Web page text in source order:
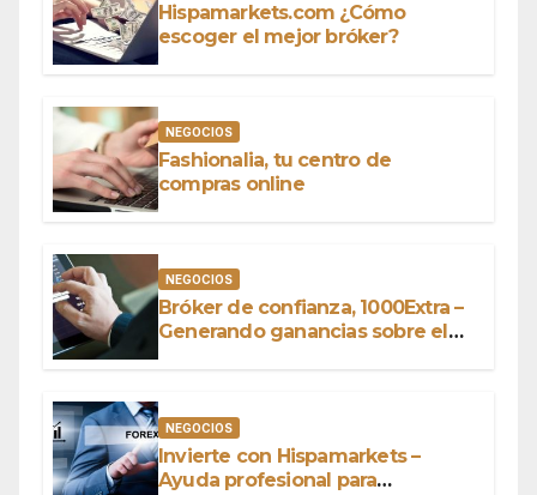
Hispamarkets.com ¿Cómo
escoger el mejor bróker?
NEGOCIOS
Fashionalia, tu centro de
compras online
NEGOCIOS
Bróker de confianza, 1000Extra –
Generando ganancias sobre el
NEGOCIOS
Invierte con Hispamarkets –
Ayuda profesional para